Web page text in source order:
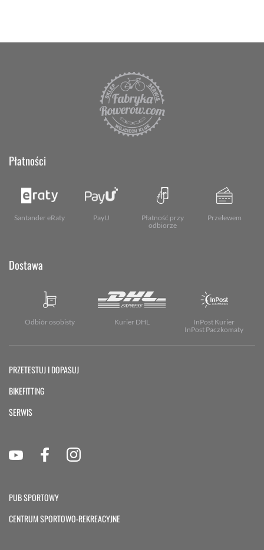
Płatności
Santander eRaty PayU
Płatność przy
odbiorze
Przelewem
Dostawa
Odbiór osobisty Kurier DHL
InPost Kurier
InPost Paczkomaty
PRZETESTUJ I DOPASUJ
BIKEFITTING
SERWIS
PUB SPORTOWY
CENTRUM SPORTOWO-REKREACYJNE